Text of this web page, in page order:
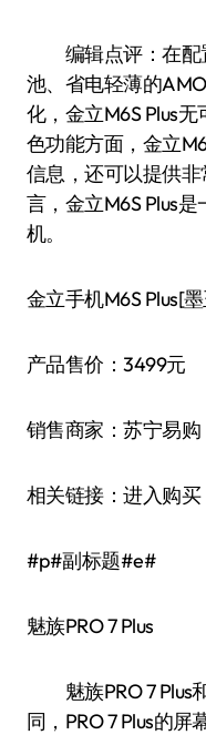
编辑点评：在配
池、省电轻薄的
化，金立M6S Plus
色功能方面，金立
信息，还可以提供
言，金立M6S Plus
机。
金立手机M6S Plus[
产品售价：3499元
销售商家：苏宁易购
相关链接：进入购买
#p#副标题#e#
魅族PRO 7 Plus
魅族PRO 7 Plus
同，PRO 7 Plus的